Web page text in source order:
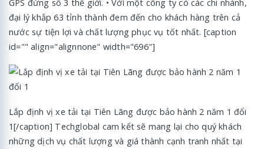
GPS đứng số 3 thế giới. • Với một công ty có các chi nhánh,
đại lý khắp 63 tỉnh thành đem đến cho khách hàng trên cả
nước sự tiện lợi và chất lượng phục vụ tốt nhất. [caption
id="" align="alignnone" width="696"]
Lắp định vị xe tải tại Tiên Lãng được bảo hành 2 năm 1 đổi
1[/caption] Techglobal cam kết sẽ mang lại cho quý khách
những dịch vụ chất lượng và giá thành cạnh tranh nhất tại